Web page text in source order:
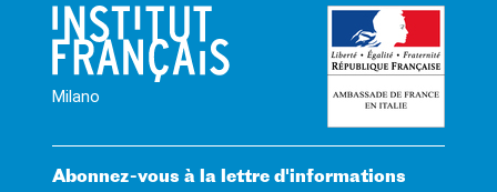
Milano
Abonnez-vous à la lettre d'informations